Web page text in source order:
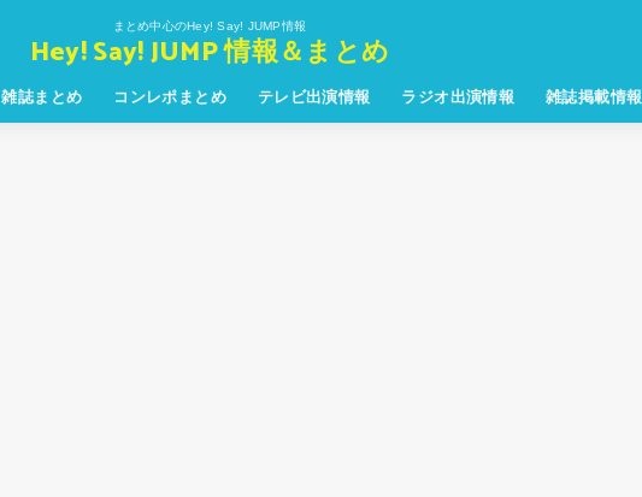
まとめ中心のHey! Say! JUMP情報
Hey! Say! JUMP 情報＆まとめ
雑誌まとめ コンレポまとめ テレビ出演情報 ラジオ出演情報 雑誌掲載情報